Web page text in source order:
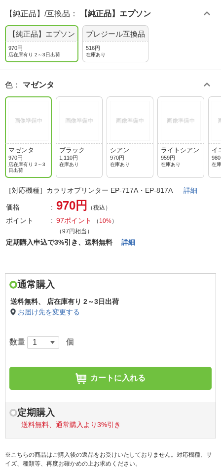
【純正品】/互換品 ： 【純正品】エプソン
【純正品】エプソン
970円
店在庫有り 2～3日出荷
プレジール互換品
516円
在庫あり
色 ： マゼンタ
マゼンタ
970円
店在庫有り 2～3
日出荷
ブラック
1,110円
在庫あり
シアン
970円
在庫あり
ライトシアン
959円
在庫あり
イ
在
［対応機種］カラリオプリンター EP-717A・EP-817A 詳細
価格 970円 （税込）
ポイント 97ポイント （ 10%）
（97円相当）
定期購入申込で3%引き、送料無料 詳細
通常購入
送料無料、
店在庫有り 2～3日出荷
お届け先を変更する
数量 個
カートに入れる
定期購入
送料無料、通常購入より3%引き
※こちらの商品はご購入後の返品をお受けいたしておりません。対応機種、サ
イズ、種類等、再度お確かめの上お求めください。